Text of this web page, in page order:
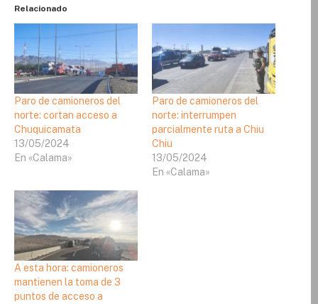
Relacionado
Paro de camioneros del
norte: cortan acceso a
Chuquicamata
13/05/2024
En «Calama»
Paro de camioneros del
norte: interrumpen
parcialmente ruta a Chiu
Chiu
13/05/2024
En «Calama»
A esta hora: camioneros
mantienen la toma de 3
puntos de acceso a